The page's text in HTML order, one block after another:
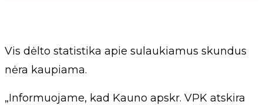
Vis dėlto statistika apie sulaukiamus skundus
nėra kaupiama.
„Informuojame, kad Kauno apskr. VPK atskira